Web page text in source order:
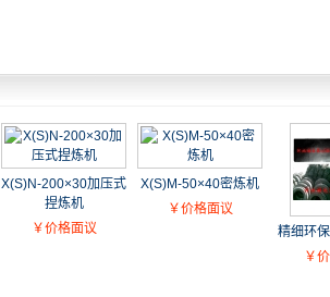
X(S)N-200×30加压式
捏炼机
￥价格面议
X(S)M-50×40密炼机
￥价格面议
精细环
￥